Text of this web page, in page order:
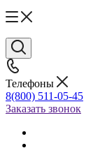
Телефоны
8(800) 511-05-45
Заказать звонок